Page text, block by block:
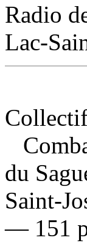
Radio
Lac-
du
Saint-
— 151